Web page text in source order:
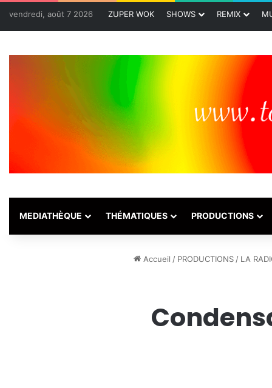
vendredi, août 7 2026 ZUPER WOK SHOWS REMIX
MEDIATHÈQUE THÉMATIQUES PRODUCTIONS
Accueil / PRODUCTIONS/ LA